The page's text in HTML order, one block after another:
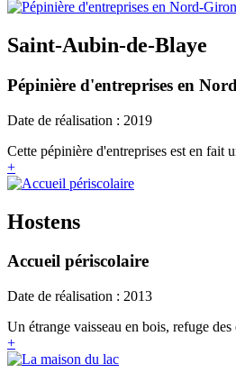
Saint-Aubin-de-Blaye
Pépinière d'entreprises en
Date de réalisation : 2019
Cette pépinière d'entreprises est en fait
+
Hostens
Accueil périscolaire
Date de réalisation : 2013
Un étrange vaisseau en bois, refuge
+